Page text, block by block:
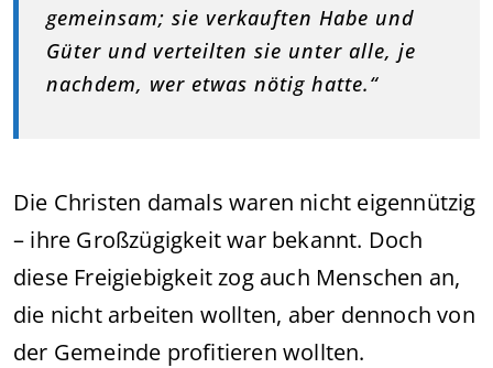
gemeinsam; sie verkauften Habe und
Güter und verteilten sie unter alle, je
nachdem, wer etwas nötig hatte.“
Die Christen damals waren nicht eigennützig
– ihre Großzügigkeit war bekannt. Doch
diese Freigiebigkeit zog auch Menschen an,
die nicht arbeiten wollten, aber dennoch von
der Gemeinde profitieren wollten.